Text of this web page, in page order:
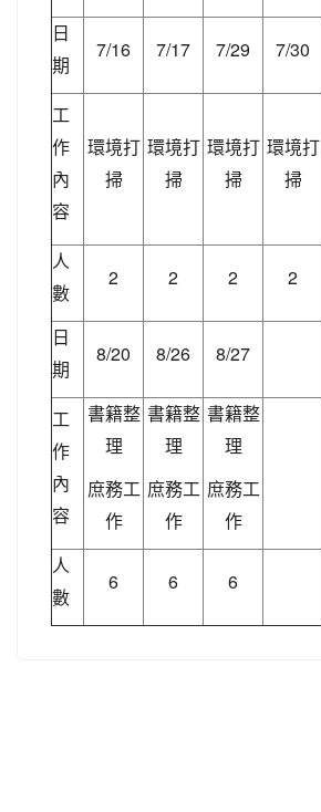
日
期
7/16 7/17 7/29 7/30
工
作
內
容
環境打
掃
環境打
掃
環境打
掃
環境打
掃
人
數
2 2 2 2
日
期
8/20 8/26 8/27
工
作
內
容
書籍整
理
庶務工
作
書籍整
理
庶務工
作
書籍整
理
庶務工
作
人
數
6 6 6